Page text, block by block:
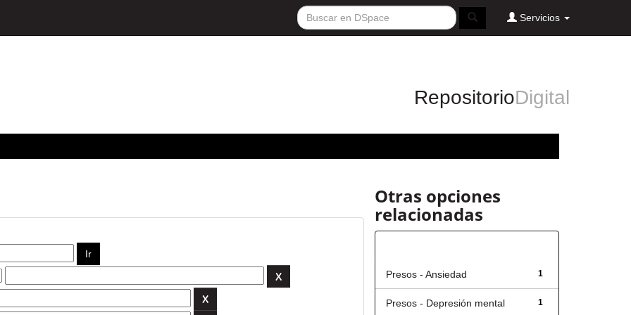
Servicios
RepositorioDigital
Otras opciones
relacionadas
1
Presos - Ansiedad
1
Presos - Depresión mental